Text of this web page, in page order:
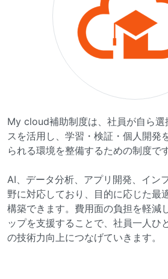
My cloud補助制度は、社員が自ら
スを活用し、学習・検証・個人開発
られる環境を整備するための制度です
AI、データ分析、アプリ開発、イン
野に対応しており、目的に応じた最
構築できます。費用面の負担を軽減
ップを支援することで、社員一人ひ
の技術力向上につなげていきます。